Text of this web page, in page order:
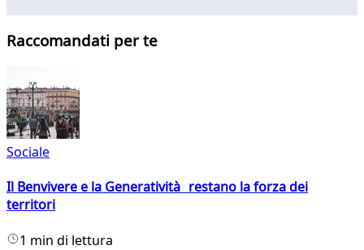
Raccomandati per te
Sociale
Il Benvivere e la Generatività restano la forza dei
territori
1 min di lettura